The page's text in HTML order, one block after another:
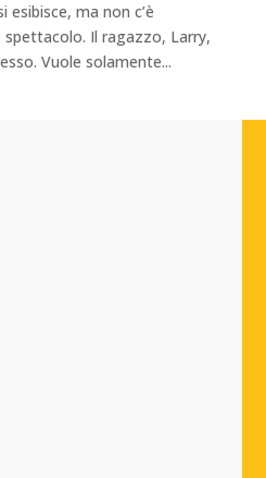
esibisce, ma non c’è
spettacolo. Il ragazzo, Larry,
Vuole solamente...